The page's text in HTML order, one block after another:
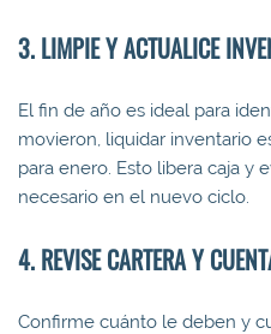
3. LIMPIE Y ACTUALICE
El fin de año es ideal para
movieron, liquidar inventario
para enero. Esto libera caja y
necesario en el nuevo ciclo.
4. REVISE CARTERA Y
Confirme cuánto le deben y